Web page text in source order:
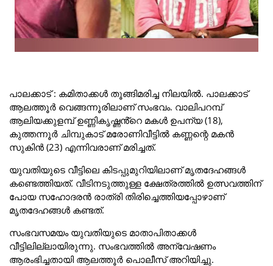
പാലക്കാട് : കമിതാക്കൾ തൂങ്ങിമരിച്ച നിലയിൽ. പാലക്കാട്
ആലത്തൂർ വെങ്ങന്നൂരിലാണ് സംഭവം. വാലിപറമ്പ്
ആലിയക്കുളമ്പ് ഉണ്ണികൃഷ്ണൻ്റെ മകൾ ഉപന്യ (18),
കുത്തന്നൂർ ചിമ്പുകാട് മരോണിവീട്ടിൽ കണ്ണന്റെ മകൻ
സുകിൻ (23) എന്നിവരാണ് മരിച്ചത്.
യുവതിയുടെ വീട്ടിലെ കിടപ്പുമുറിയിലാണ് മൃതദേഹങ്ങൾ
കണ്ടെത്തിയത്. വീടിനടുത്തുള്ള ക്ഷേത്രത്തിൽ ഉത്സവത്തിന്
പോയ സഹോദരൻ രാത്രി തിരിച്ചെത്തിയപ്പോഴാണ്
മൃതദേഹങ്ങൾ കണ്ടത്.
സംഭവസമയം യുവതിയുടെ മാതാപിതാക്കൾ
വീട്ടിലില്ലായിരുന്നു. സംഭവത്തിൽ അന്വേഷണം
ആരംഭിച്ചതായി ആലത്തൂർ പൊലീസ് അറിയിച്ചു.